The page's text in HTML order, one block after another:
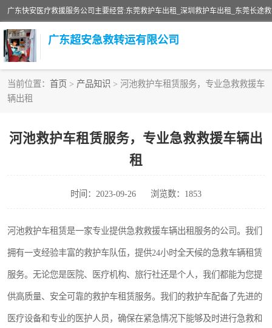
广东超安急救转运有限公司
当前位置： 首页 > 产品知识 > 河池救护车租赁服务，专业急救救援车
辆出租
河池救护车租赁服务，专业急救救援车辆出
租
时间：2023-09-26 浏览数：1853
河池救护车租赁是一家专业提供急救救援车辆出租服务的公司。我们
拥有一支经验丰富的救护车队伍，提供24小时全天候的急救车辆租赁
服务。无论您是医院、医疗机构、旅行社还是个人，我们都能为您提
供高质量、安全可靠的救护车租赁服务。我们的救护车配备了先进的
医疗设备和专业的医护人员，确保在紧急情况下能够及时进行急救和
救护车出租
救护车租赁
跨省救护车租赁
私人救护车租赁
长途救护车租赁